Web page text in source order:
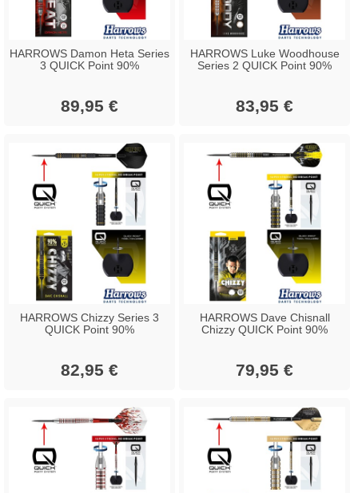
HARROWS Damon Heta Series
3 QUICK Point 90%
89,95 €
HARROWS Luke Woodhouse
Series 2 QUICK Point 90%
83,95 €
HARROWS Chizzy Series 3
QUICK Point 90%
82,95 €
HARROWS Dave Chisnall
Chizzy QUICK Point 90%
79,95 €